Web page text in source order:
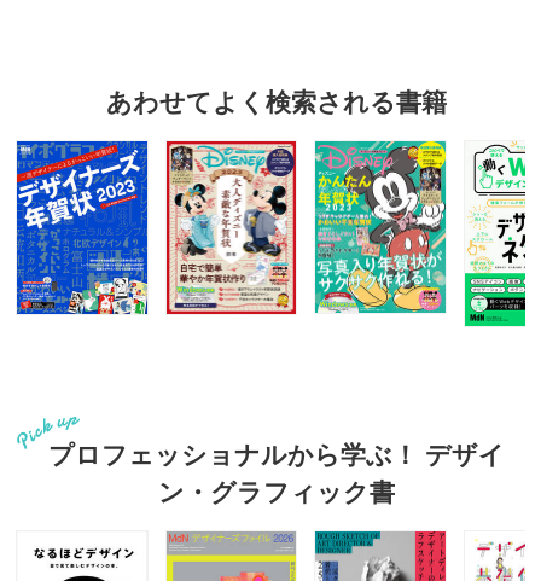
あわせてよく検索される書籍
プロフェッショナルから学ぶ！ デザイ
ン・グラフィック書